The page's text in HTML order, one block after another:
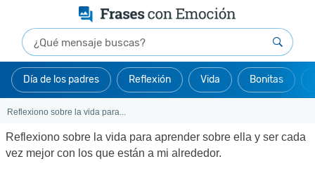
Día de los padres Reflexión Vida Bonitas
Reflexiono sobre la vida para...
Reflexiono sobre la vida para aprender sobre ella y ser cada
vez mejor con los que están a mi alrededor.